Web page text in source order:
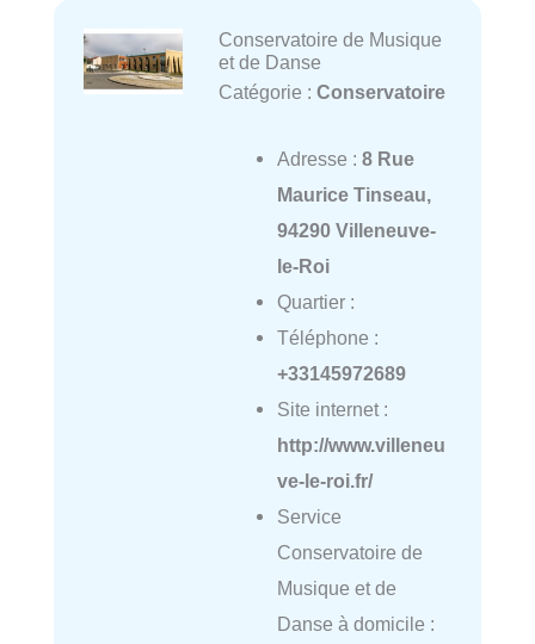
Conservatoire de Musique
et de Danse
Catégorie : Conservatoire
Adresse : 8 Rue
Maurice Tinseau,
94290 Villeneuve-
le-Roi
Quartier :
Téléphone :
+33145972689
Site internet :
http://www.villeneu
ve-le-roi.fr/
Service
Conservatoire de
Musique et de
Danse à domicile :